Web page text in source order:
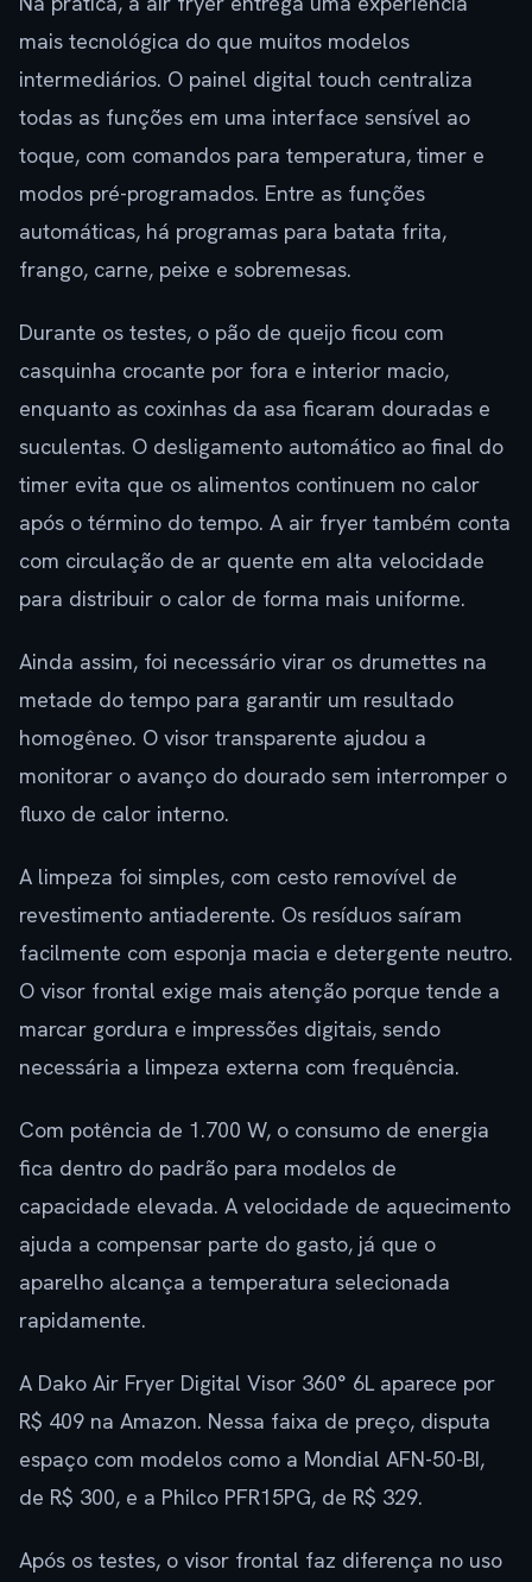
mais tecnológica do que muitos modelos
intermediários. O painel digital touch centraliza
todas as funções em uma interface sensível ao
toque, com comandos para temperatura, timer e
modos pré-programados. Entre as funções
automáticas, há programas para batata frita,
frango, carne, peixe e sobremesas.
Durante os testes, o pão de queijo ficou com
casquinha crocante por fora e interior macio,
enquanto as coxinhas da asa ficaram douradas e
suculentas. O desligamento automático ao final do
timer evita que os alimentos continuem no calor
após o término do tempo. A air fryer também conta
com circulação de ar quente em alta velocidade
para distribuir o calor de forma mais uniforme.
Ainda assim, foi necessário virar os drumettes na
metade do tempo para garantir um resultado
homogêneo. O visor transparente ajudou a
monitorar o avanço do dourado sem interromper o
fluxo de calor interno.
A limpeza foi simples, com cesto removível de
revestimento antiaderente. Os resíduos saíram
facilmente com esponja macia e detergente neutro.
O visor frontal exige mais atenção porque tende a
marcar gordura e impressões digitais, sendo
necessária a limpeza externa com frequência.
Com potência de 1.700 W, o consumo de energia
fica dentro do padrão para modelos de
capacidade elevada. A velocidade de aquecimento
ajuda a compensar parte do gasto, já que o
aparelho alcança a temperatura selecionada
rapidamente.
A Dako Air Fryer Digital Visor 360° 6L aparece por
R$ 409 na Amazon. Nessa faixa de preço, disputa
espaço com modelos como a Mondial AFN-50-BI,
de R$ 300, e a Philco PFR15PG, de R$ 329.
Após os testes, o visor frontal faz diferença no uso